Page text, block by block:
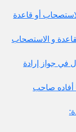
أو قاعدة
و الاستصحاب
جواز إرادة
أفاده صاحب